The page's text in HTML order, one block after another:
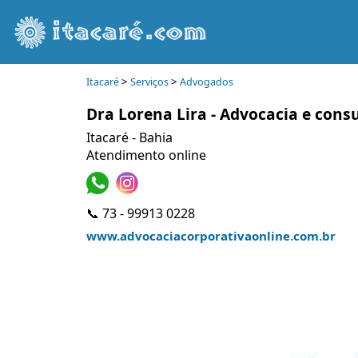
Itacaré> Serviços> Advogados
Dra Lorena Lira - Advocacia e
Itacaré - Bahia
Atendimento online
📞 73 - 99913 0228
www.advocaciacorporativaonline.com.br